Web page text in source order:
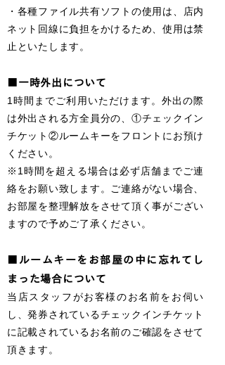
・ 各種ファイル共有ソフトの使用は、店内
ネット回線に負担をかけるため、使用は禁
止といたします。
■一時外出について
1時間までご利用いただけます。外出の際
は外出される方全員分の、 ①チェックイン
チケット ②ルームキーをフロントにお預け
ください。
※1時間を超える場合は必ず店舗までご連
絡をお願い致します。
ご連絡がない場合、
お部屋を整理解放をさせて頂く事がござい
ますので予めご了承ください。
■ルームキーをお部屋の中に忘れてし
まった場合について
当店スタッフがお客様のお名前をお伺い
し、発券されているチェックインチケット
に記載されているお名前のご確認をさせて
頂きます。